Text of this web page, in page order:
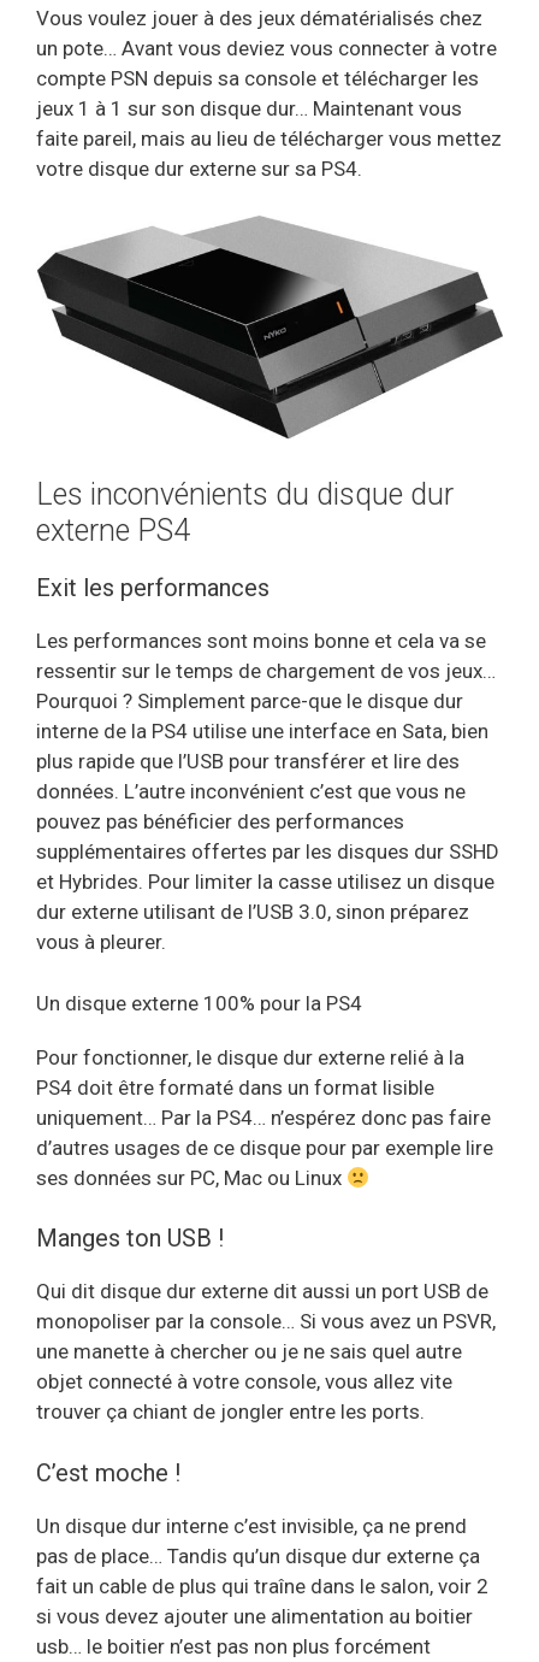
Vous voulez jouer à des jeux dématérialisés chez
un pote… Avant vous deviez vous connecter à votre
compte PSN depuis sa console et télécharger les
jeux 1 à 1 sur son disque dur… Maintenant vous
faite pareil, mais au lieu de télécharger vous mettez
votre disque dur externe sur sa PS4.
Les inconvénients du disque dur
externe PS4
Exit les performances
Les performances sont moins bonne et cela va se
ressentir sur le temps de chargement de vos jeux…
Pourquoi ? Simplement parce-que le disque dur
interne de la PS4 utilise une interface en Sata, bien
plus rapide que l’USB pour transférer et lire des
données. L’autre inconvénient c’est que vous ne
pouvez pas bénéficier des performances
supplémentaires offertes par les disques dur SSHD
et Hybrides. Pour limiter la casse utilisez un disque
dur externe utilisant de l’USB 3.0, sinon préparez
vous à pleurer.
Un disque externe 100% pour la PS4
Pour fonctionner, le disque dur externe relié à la
PS4 doit être formaté dans un format lisible
uniquement… Par la PS4… n’espérez donc pas faire
d’autres usages de ce disque pour par exemple lire
ses données sur PC, Mac ou Linux
Manges ton USB !
Qui dit disque dur externe dit aussi un port USB de
monopoliser par la console… Si vous avez un PSVR,
une manette à chercher ou je ne sais quel autre
objet connecté à votre console, vous allez vite
trouver ça chiant de jongler entre les ports.
C’est moche !
Un disque dur interne c’est invisible, ça ne prend
pas de place… Tandis qu’un disque dur externe ça
fait un cable de plus qui traîne dans le salon, voir 2
si vous devez ajouter une alimentation au boitier
usb… le boitier n’est pas non plus forcément